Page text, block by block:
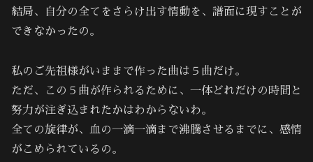
結局、自分の全てをさらけ出す情動を、譜面に現すことが
できなかったの。
私のご先祖様がいままで作った曲は５曲だけ。
ただ、この５曲が作られるために、一体どれだけの時間と
努力が注ぎ込まれたかはわからないわ。
全ての旋律が、血の一滴一滴まで沸騰させるまでに、感情
がこめられているの。